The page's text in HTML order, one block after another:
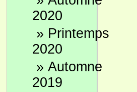
2020
» Printemps
2020
» Automne
2019